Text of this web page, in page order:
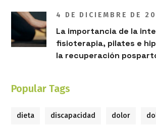
4 DE DICIEMBRE DE
La importancia de la
fisioterapia, pilates e
la recuperación
Popular Tags
dieta discapacidad dolor